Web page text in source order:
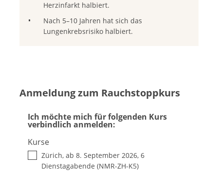
Herzinfarkt halbiert.
Nach 5–10 Jahren hat sich das
Lungenkrebsrisiko halbiert.
Anmeldung zum Rauchstoppkurs
Ich möchte mich für folgenden Kurs
verbindlich anmelden:
Kurse
Zürich, ab 8. September 2026, 6
Dienstagabende (NMR-ZH-K5)